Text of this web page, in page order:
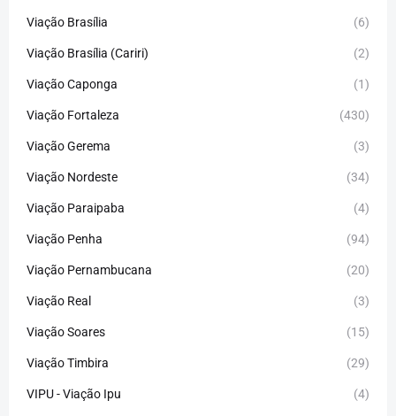
Viação Brasília (6)
Viação Brasília (Cariri) (2)
Viação Caponga (1)
Viação Fortaleza (430)
Viação Gerema (3)
Viação Nordeste (34)
Viação Paraipaba (4)
Viação Penha (94)
Viação Pernambucana (20)
Viação Real (3)
Viação Soares (15)
Viação Timbira (29)
VIPU - Viação Ipu (4)